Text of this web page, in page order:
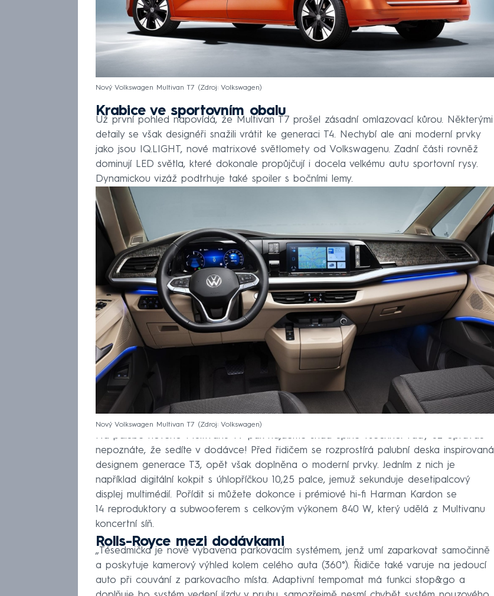
Nový Volkswagen Multivan T7 Zdroj: Volkswagen
Krabice ve sportovním obalu
Už první pohled napovídá, že Multivan T7 prošel zásadní omlazovací kůrou. Některými
detaily se však designéři snažili vrátit ke generaci T4. Nechybí ale ani moderní prvky
jako jsou IQ.LIGHT, nové matrixové světlomety od Volkswagenu. Zadní části rovněž
dominují LED světla, které dokonale propůjčují i docela velkému autu sportovní rysy.
Dynamickou vizáž podtrhuje také spoiler s bočními lemy.
Nový Volkswagen Multivan T7 Zdroj: Volkswagen
Na palubě nového Multivanu T7 pak najdeme snad úplně všechno. Tady už opravdu
nepoznáte, že sedíte v dodávce! Před řidičem se rozprostírá palubní deska inspirovaná
designem generace T3, opět však doplněna o moderní prvky. Jedním z nich je
například digitální kokpit s úhlopříčkou 10,25 palce, jemuž sekunduje desetipalcový
displej multimédií. Pořídit si můžete dokonce i prémiové hi-fi Harman Kardon se
14 reproduktory a subwooferem s celkovým výkonem 840 W, který udělá z Multivanu
koncertní síň.
Rolls-Royce mezi dodávkami
„Tésedmička je nově vybavena parkovacím systémem, jenž umí zaparkovat samočinně
a poskytuje kamerový výhled kolem celého auta (360°). Řidiče také varuje na jedoucí
auto při couvání z parkovacího místa. Adaptivní tempomat má funkci stop&go a